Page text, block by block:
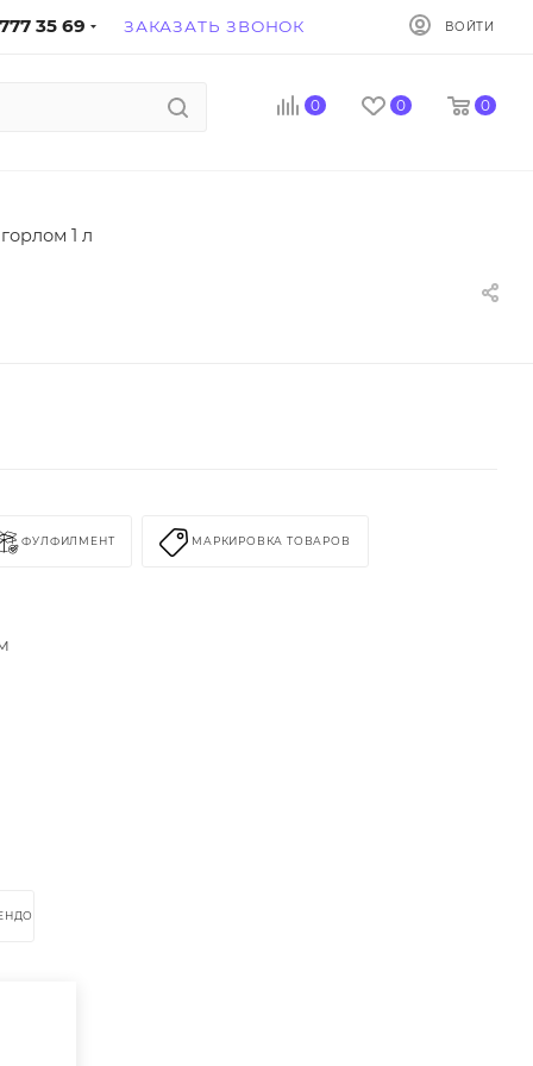
35 69 ЗАКАЗАТЬ ЗВОНОК ВОЙТИ
0 0 0
1 л
ФУЛФИЛМЕНТ МАРКИРОВКА ТОВАРОВ